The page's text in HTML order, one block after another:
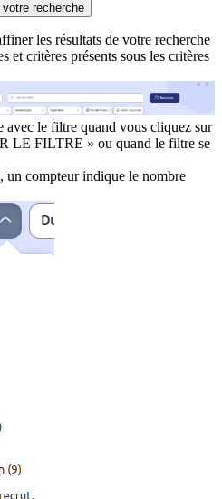
recherche
les résultats de votre recherche
et critères présents sous les critères
avec le filtre quand vous cliquez sur
LE FILTRE » ou quand le filtre se
un compteur indique le nombre